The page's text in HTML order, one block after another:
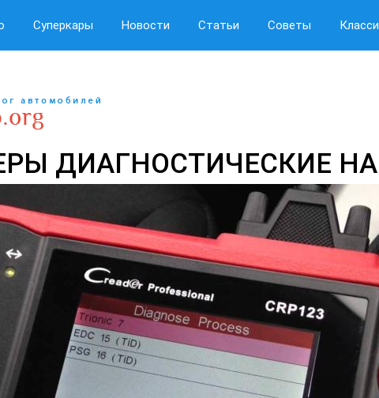
Суперкары Новости Статьи Советы
ДИАГНОСТИЧЕСКИЕ НА